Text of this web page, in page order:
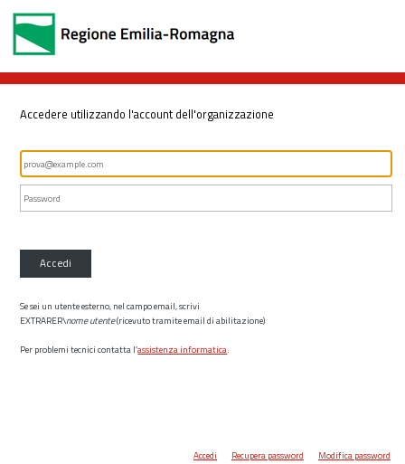
Accedere utilizzando l'account dell'organizzazione
Accedi
Se sei un utente esterno, nel campo email, scrivi
EXTRARER\nome utente(ricevuto tramite email di abilitazione)
Per problemi tecnici contatta l’assistenza informatica.
Accedi Recupera password Modifica password